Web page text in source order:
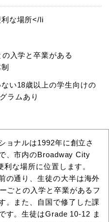
な場所</li
入学と卒業がある
い18歳以上の学生向けの
ラムあり
ョナルは1992年に創立さ
、市内のBroadway City
な場所に位置します。
の通り、生徒の大半は海外
ごとの入学と卒業があるフ
。また、自国で修了した課
す。生徒はGrade 10-12 ま